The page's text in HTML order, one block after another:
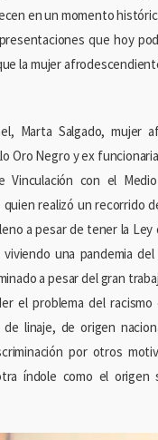
en un momento
que hoy
la mujer
Marta Salgado, mujer
Oro Negro y ex
Vinculación con el
realizó un recorrido
a pesar de tener la
una pandemia
a pesar del gran
el problema del
linaje, de origen
por otros
índole como el origen